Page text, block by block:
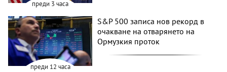
преди 3 часа
преди 12 часа
S&P 500 записа нов рекорд в
очакване на отварянето на
Ормузкия проток